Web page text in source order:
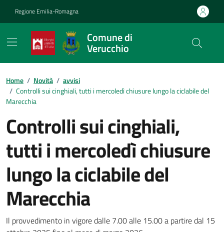
Regione Emilia-Romagna
Comune di
Verucchio
Contenuti in evidenza
Home / Novità / avvisi
/ Controlli sui cinghiali, tutti i mercoledì chiusure lungo la ciclabile del
Marecchia
Controlli sui cinghiali,
tutti i mercoledì chiusure
lungo la ciclabile del
Marecchia
Dettagli della notizia
Il provvedimento in vigore dalle 7.00 alle 15.00 a partire dal 15